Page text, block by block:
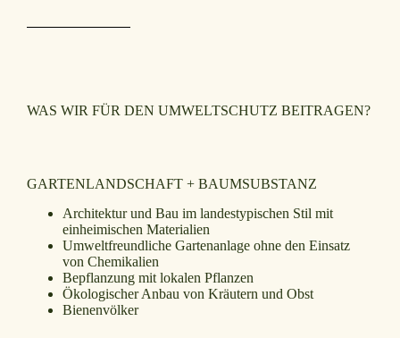
WAS WIR FÜR DEN UMWELTSCHUTZ BEITRAGEN?
GARTENLANDSCHAFT + BAUMSUBSTANZ
Architektur und Bau im landestypischen Stil mit
einheimischen Materialien
Umweltfreundliche Gartenanlage ohne den Einsatz
von Chemikalien
Bepflanzung mit lokalen Pflanzen
Ökologischer Anbau von Kräutern und Obst
Bienenvölker